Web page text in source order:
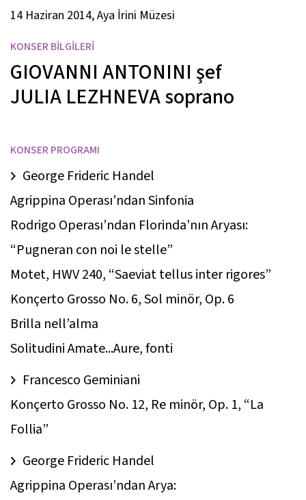
14 Haziran 2014, Aya İrini Müzesi
KONSER BİLGİLERİ
GIOVANNI ANTONINI şef
JULIA LEZHNEVAsoprano
KONSER PROGRAMI
George Frideric Handel
Agrippina Operası’ndan Sinfonia
Rodrigo Operası’ndan Florinda’nın Aryası:
“Pugneran con noi le stelle”
Motet, HWV 240, “Saeviat tellus inter rigores”
Konçerto Grosso No. 6, Sol minör, Op. 6
Brilla nell’alma
Solitudini Amate...Aure, fonti
Francesco Geminiani
Konçerto Grosso No. 12, Re minör, Op. 1, “La
Follia”
George Frideric Handel
Agrippina Operası’ndan Arya: